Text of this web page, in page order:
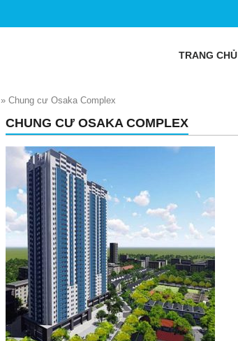
TRANG CHỦ
» Chung cư Osaka Complex
CHUNG CƯ OSAKA COMPLEX